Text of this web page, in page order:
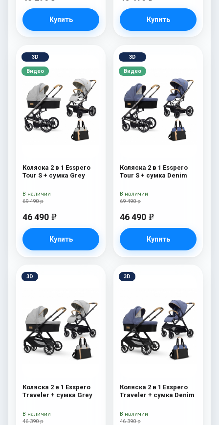
Купить Купить
3D
Видео
Коляска 2 в 1 Esspero
Tour S + сумка Grey
69 490 р
46 490 e
Купить
В наличии
3D
Видео
Коляска 2 в 1 Esspero
Tour S + сумка Denim
69 490 р
46 490 e
Купить
В наличии
3D
Коляска 2 в 1 Esspero
Traveler + сумка Grey
46 390 р
В наличии
3D
Коляска 2 в 1 Esspero
Traveler + сумка Denim
46 390 р
В наличии